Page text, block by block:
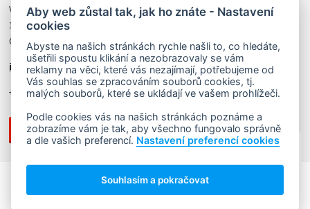
Višňová 4
140 00 Praha 4
Česká Republika
info@czechwealth.cz
+420 226 804 571 (9–12 hod.)
NAHORU ↑
Copyright © 2006 - 2026 Ludvík Turek.
Návrh webuLady Virtual, stránky vyrobilMatosoft.
Aby web zůstal tak, jak ho znáte - Nastavení
cookies
Abyste na našich stránkách rychle našli to, co hledáte,
ušetřili spoustu klikání a nezobrazovaly se vám
reklamy na věci, které vás nezajímají, potřebujeme od
Vás souhlas se zpracováním souborů cookies, tj.
malých souborů, které se ukládají ve vašem prohlížeči.
Podle cookies vás na našich stránkách poznáme a
zobrazíme vám je tak, aby všechno fungovalo správně
a dle vašich preferencí. Nastavení preferencí cookies
Souhlasím a pokračovat